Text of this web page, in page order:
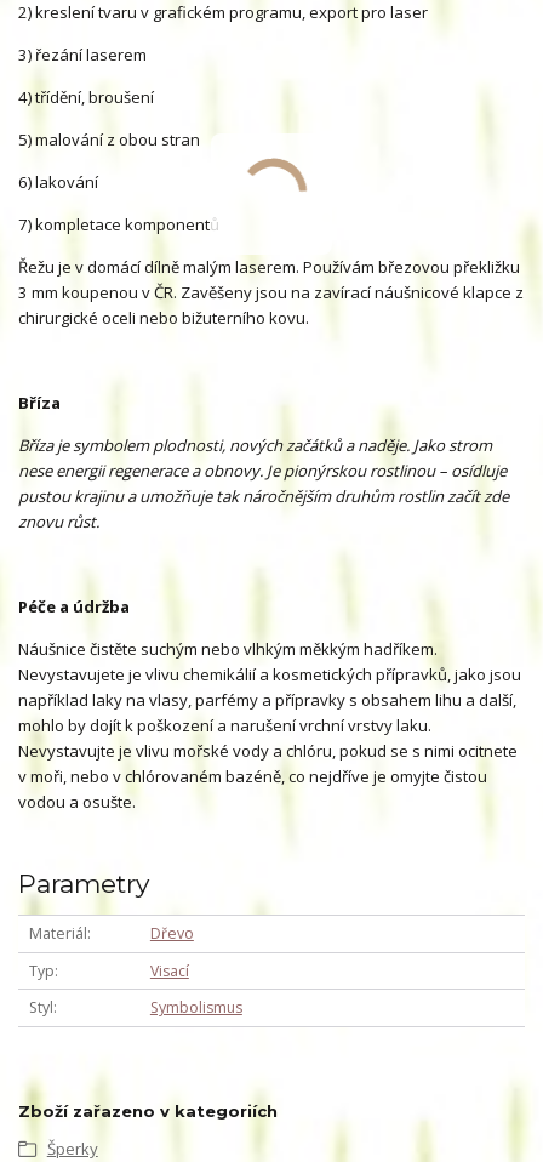
2) kreslení tvaru v grafickém programu, export pro laser
3) řezání laserem
4) třídění, broušení
5) malování z obou stran
6) lakování
7) kompletace komponentů
Řežu je v domácí dílně malým laserem. Používám březovou překližku
3 mm koupenou v ČR. Zavěšeny jsou na zavírací náušnicové klapce z
chirurgické oceli nebo bižuterního kovu.
Bříza
Bříza je symbolem plodnosti, nových začátků a naděje. Jako strom
nese energii regenerace a obnovy. Je pionýrskou rostlinou – osídluje
pustou krajinu a umožňuje tak náročnějším druhům rostlin začít zde
znovu růst.
Péče a údržba
Náušnice čistěte suchým nebo vlhkým měkkým hadříkem.
Nevystavujete je vlivu chemikálií a kosmetických přípravků, jako jsou
například laky na vlasy, parfémy a přípravky s obsahem lihu a další,
mohlo by dojít k poškození a narušení vrchní vrstvy laku.
Nevystavujte je vlivu mořské vody a chlóru, pokud se s nimi ocitnete
v moři, nebo v chlórovaném bazéně, co nejdříve je omyjte čistou
vodou a osušte.
Parametry
Materiál
Dřevo
Typ
Visací
Styl
Symbolismus
Zboží zařazeno v kategoriích
Šperky